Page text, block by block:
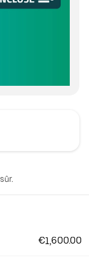
€1,600.00